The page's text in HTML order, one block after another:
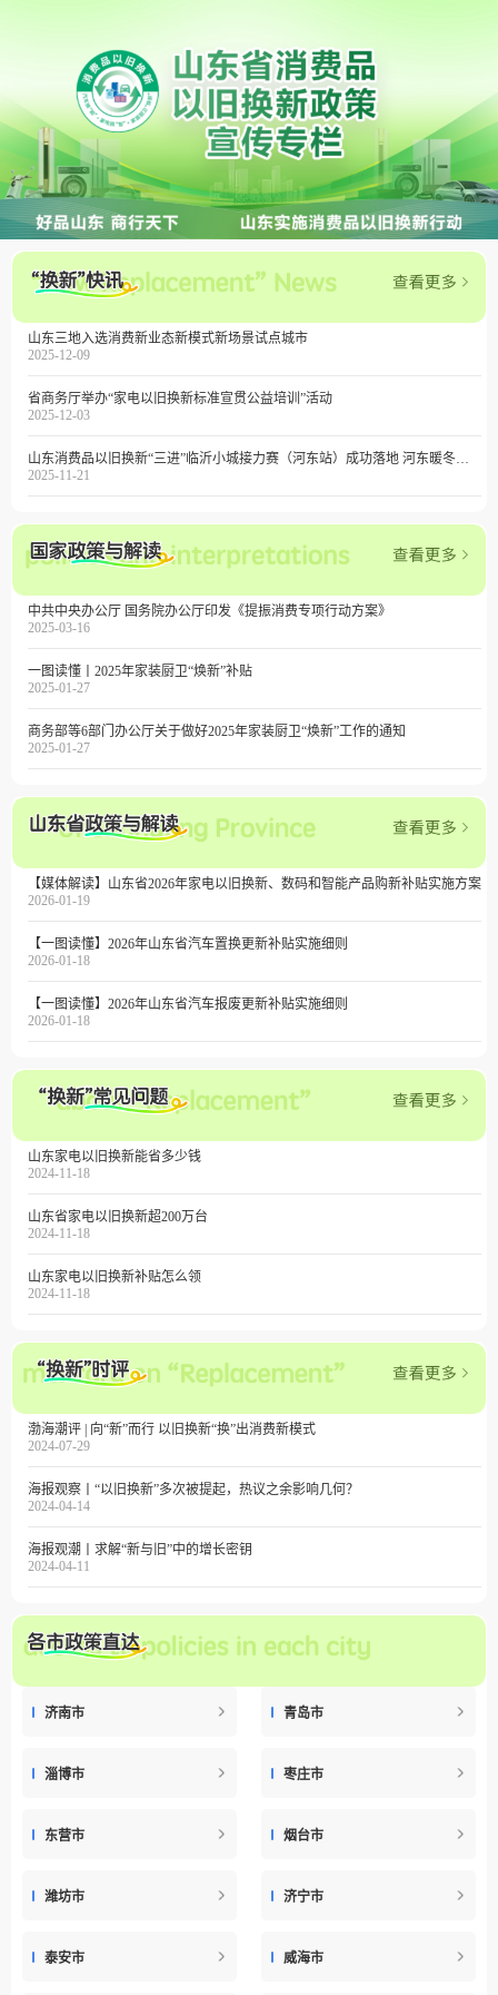
山东三地入选消费新业态新模式新场景试点城市
2025-12-09
省商务厅举办“家电以旧换新标准宣贯公益培训”活动
2025-12-03
山东消费品以旧换新“三进”临沂小城接力赛（河东站）成功落地 河东暖冬消费季热力启幕
2025-11-21
中共中央办公厅 国务院办公厅印发《提振消费专项行动方案》
2025-03-16
一图读懂丨2025年家装厨卫“焕新”补贴
2025-01-27
商务部等6部门办公厅关于做好2025年家装厨卫“焕新”工作的通知
2025-01-27
【媒体解读】山东省2026年家电以旧换新、数码和智能产品购新补贴实施方案
2026-01-19
【一图读懂】2026年山东省汽车置换更新补贴实施细则
2026-01-18
【一图读懂】2026年山东省汽车报废更新补贴实施细则
2026-01-18
山东家电以旧换新能省多少钱
2024-11-18
山东省家电以旧换新超200万台
2024-11-18
山东家电以旧换新补贴怎么领
2024-11-18
渤海潮评 | 向“新”而行 以旧换新“换”出消费新模式
2024-07-29
海报观察丨“以旧换新”多次被提起，热议之余影响几何？
2024-04-14
海报观潮丨求解“新与旧”中的增长密钥
2024-04-11
济南市 青岛市
淄博市 枣庄市
东营市 烟台市
潍坊市 济宁市
泰安市 威海市